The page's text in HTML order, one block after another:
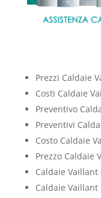
Prezzi Caldaie
Costi Caldaie
Preventivo
Preventivi
Costo Caldaie
Prezzo Caldaie
Caldaie Vaillant
Caldaie Vaillant